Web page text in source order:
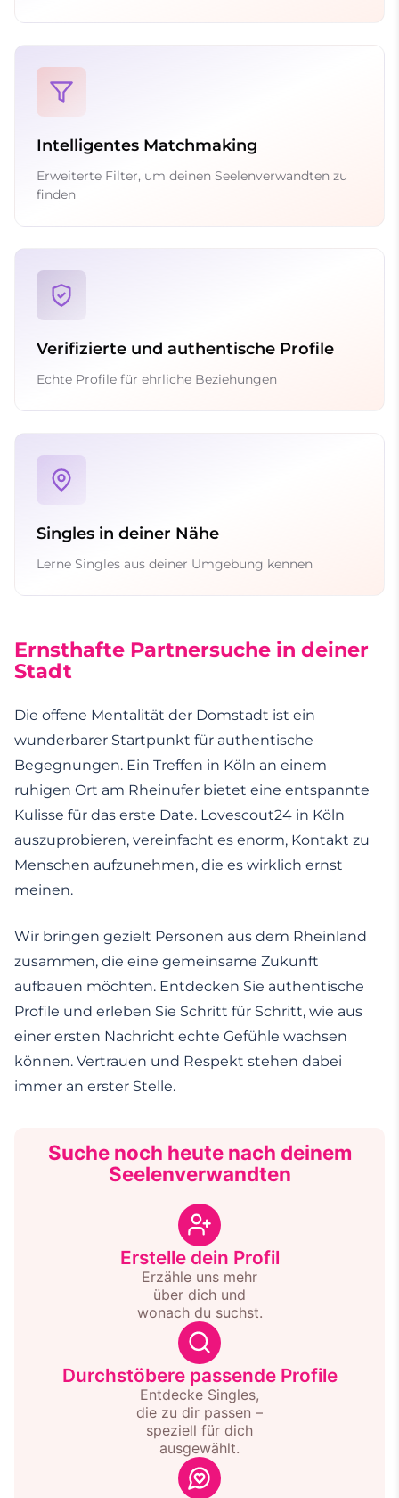
Intelligentes Matchmaking
Erweiterte Filter, um deinen Seelenverwandten zu
finden
Verifizierte und authentische Profile
Echte Profile für ehrliche Beziehungen
Singles in deiner Nähe
Lerne Singles aus deiner Umgebung kennen
Ernsthafte Partnersuche in deiner
Stadt
Die offene Mentalität der Domstadt ist ein
wunderbarer Startpunkt für authentische
Begegnungen. Ein Treffen in Köln an einem
ruhigen Ort am Rheinufer bietet eine entspannte
Kulisse für das erste Date. Lovescout24 in Köln
auszuprobieren, vereinfacht es enorm, Kontakt zu
Menschen aufzunehmen, die es wirklich ernst
meinen.
Wir bringen gezielt Personen aus dem Rheinland
zusammen, die eine gemeinsame Zukunft
aufbauen möchten. Entdecken Sie authentische
Profile und erleben Sie Schritt für Schritt, wie aus
einer ersten Nachricht echte Gefühle wachsen
können. Vertrauen und Respekt stehen dabei
immer an erster Stelle.
Suche noch heute nach deinem
Seelenverwandten
Erstelle dein Profil
Erzähle uns mehr
über dich und
wonach du suchst.
Durchstöbere passende Profile
Entdecke Singles,
die zu dir passen –
speziell für dich
ausgewählt.